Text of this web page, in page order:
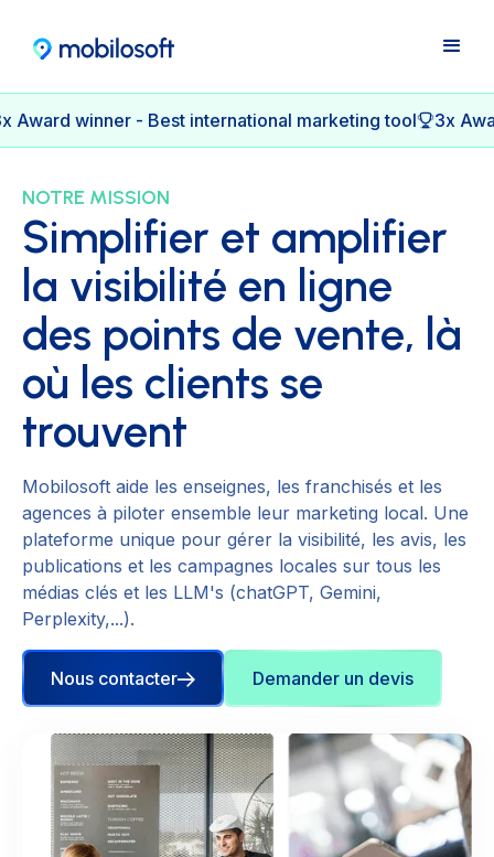
Award winner - Best international marketing tool 3x
NOTRE MISSION
Simplifier et amplifier
la visibilité en ligne
des points de vente, là
où les clients se
trouvent
Mobilosoft aide les enseignes, les franchisés et les
agences à piloter ensemble leur marketing local. Une
plateforme unique pour gérer la visibilité, les avis, les
publications et les campagnes locales sur tous les
médias clés et les LLM's (chatGPT, Gemini,
Perplexity,...).
Nous contacter Demander un devis